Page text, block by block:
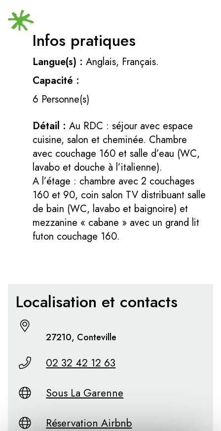
Infos pratiques
Langue(s) : Anglais, Français.
Capacité :
6 Personne(s)
Détail : Au RDC : séjour avec espace
cuisine, salon et cheminée. Chambre
avec couchage 160 et salle d’eau (WC,
lavabo et douche à l’italienne).
A l’étage : chambre avec 2 couchages
160 et 90, coin salon TV distribuant salle
de bain (WC, lavabo et baignoire) et
mezzanine « cabane » avec un grand lit
futon couchage 160.
Localisation et contacts
27210, Conteville
02 32 42 12 63
Sous La Garenne
Réservation Airbnb